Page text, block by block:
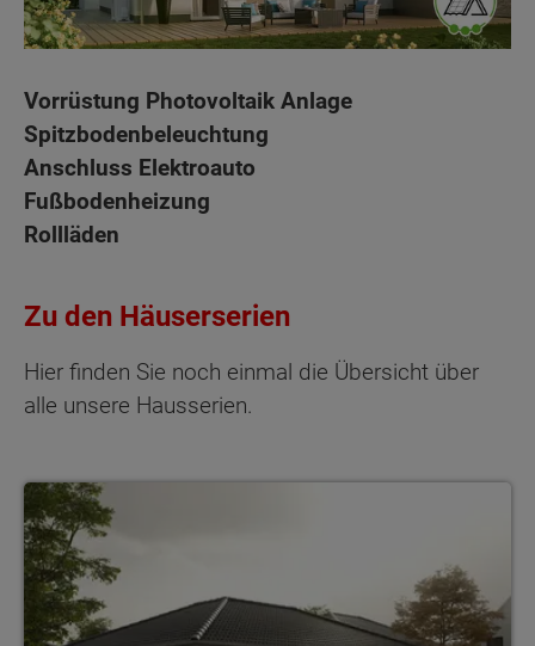
Vorrüstung Photovoltaik Anlage
Spitzbodenbeleuchtung
Anschluss Elektroauto
Fußbodenheizung
Rollläden
Zu den Häuserserien
Hier finden Sie noch einmal die Übersicht über
alle unsere Hausserien.
Unsere Bungalows